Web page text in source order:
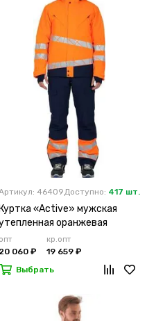
46409Доступно: 417 шт.
«Active» мужская
оранжевая
опт
20 060 ₽
кр.опт
19 659 ₽
Выбрать